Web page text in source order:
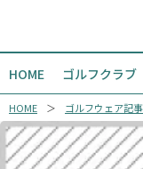
HOME ゴルフクラブ
HOME ゴルフウェア記